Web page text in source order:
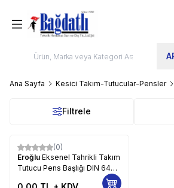
Ana Sayfa Kesici Takım-Tutucular-Pensler
Filtrele
(0)
Eroğlu Eksenel Tahrikli Takım
Tutucu Pens Başlığı DIN 6499